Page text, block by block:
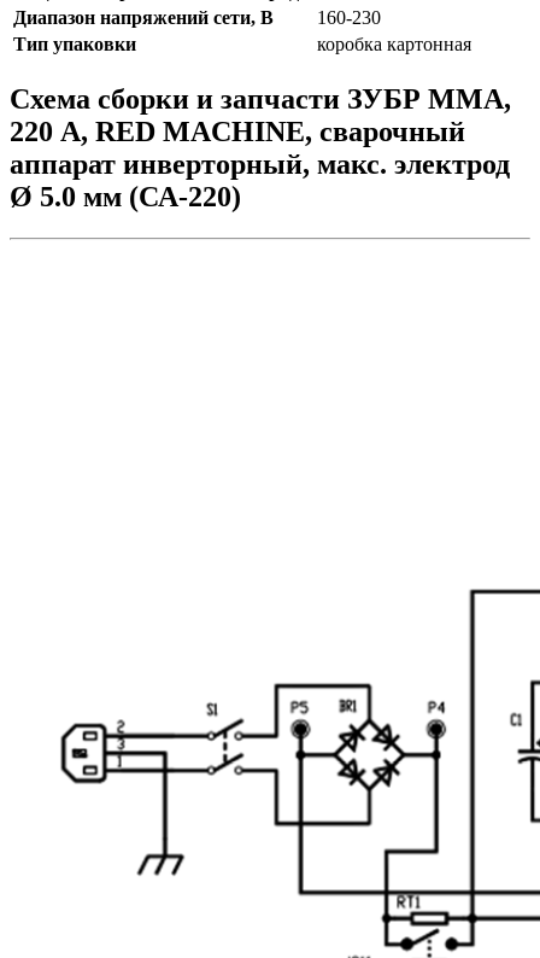
Диапазон напряжений сети, В
160-230
Тип упаковки
коробка картонная
Схема сборки и запчасти ЗУБР ММА,
220 А, RED MACHINE, сварочный
аппарат инверторный, макс. электрод
Ø 5.0 мм (СА-220)